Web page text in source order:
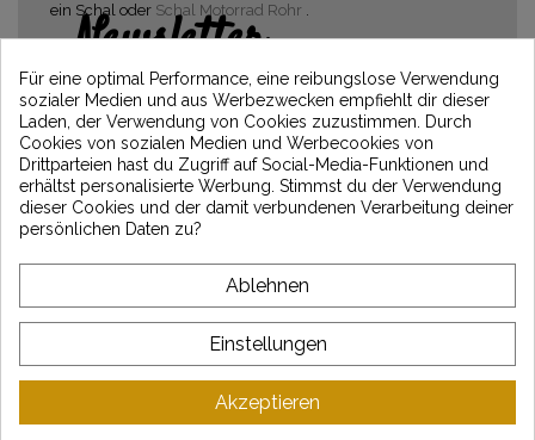
ein Schal oder Schal Motorrad Rohr .
Newsletter
Erhalten Sie 5€ Rabatt auf Ihre erste
Bestellung, indem Sie sich anmelden und
über die neuesten Vintage Motors-
Nachrichten informiert bleiben
*Dès 99€ d'achat. En vous abonnant à notre newsletter, vous reconnaissez avoir pris
ÜBER VINTAGE
KUNDENSERVICE
Für eine optimal Performance, eine reibungslose Verwendung
sozialer Medien und aus Werbezwecken empfiehlt dir dieser
Laden, der Verwendung von Cookies zuzustimmen. Durch
Cookies von sozialen Medien und Werbecookies von
Drittparteien hast du Zugriff auf Social-Media-Funktionen und
erhältst personalisierte Werbung. Stimmst du der Verwendung
dieser Cookies und der damit verbundenen Verarbeitung deiner
persönlichen Daten zu?
Ablehnen
Einstellungen
Akzeptieren